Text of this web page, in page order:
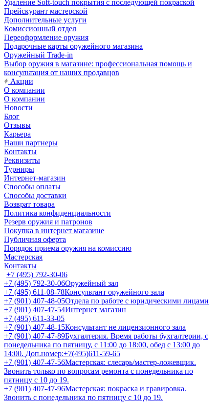
Удаление Soft-touch покрытия с последующей покраской
Прейскурант мастерской
Дополнительные услуги
Комиссионный отдел
Переоформление оружия
Подарочные карты оружейного магазина
Оружейный Trade-in
Выбор оружия в магазине: профессиональная помощь и
консультация от наших продавцов
Акции
О компании
О компании
Новости
Блог
Отзывы
Карьера
Наши партнеры
Контакты
Реквизиты
Турниры
Интернет-магазин
Способы оплаты
Способы доставки
Возврат товара
Политика конфиденциальности
Резерв оружия и патронов
Покупка в интернет магазине
Публичная оферта
Порядок приема оружия на комиссию
Мастерская
Контакты
+7 (495) 792-30-06
+7 (495) 792-30-06Оружейный зал
+7 (495) 611-08-78Консультант оружейного зала
+7 (901) 407-48-05Отдела по работе с юридическими лицами
+7 (901) 407-47-54Интернет магазин
+7 (495) 611-33-05
+7 (901) 407-48-15Консультант не лицензионного зала
+7 (901) 407-47-89Бухгалтерия. Время работы бухгалтерии, с
понедельника по пятницу, с 11:00 до 18:00, обед с 13:00 до
14:00. Доп.номер:+7(495)611-59-65
+7 (901) 407-47-56Мастерская: слесарь/мастер-ложевщик.
Звонить только по вопросам ремонта с понедельника по
пятницу с 10 до 19.
+7 (901) 407-47-96Мастерская: покраска и гравировка.
Звонить с понедельника по пятницу с 10 до 19.